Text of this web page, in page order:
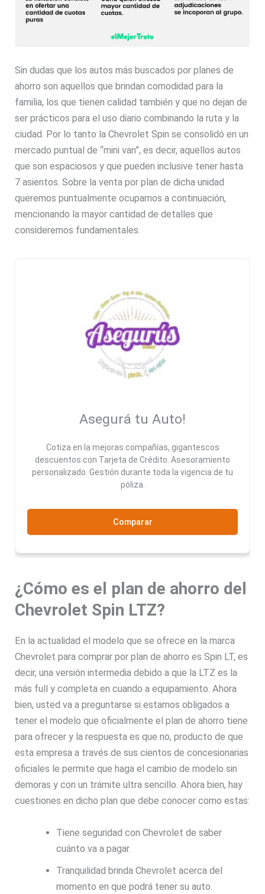
Sin dudas que los autos más buscados por planes de
ahorro son aquellos que brindan comodidad para la
familia, los que tienen calidad también y que no dejan de
ser prácticos para el uso diario combinando la ruta y la
ciudad. Por lo tanto la Chevrolet Spin se consolidó en un
mercado puntual de “mini van”, es decir, aquellos autos
que son espaciosos y que pueden inclusive tener hasta
7 asientos. Sobre la venta por plan de dicha unidad
queremos puntualmente ocuparnos a continuación,
mencionando la mayor cantidad de detalles que
consideremos fundamentales.
Asegurá tu Auto!
Cotiza en la mejoras compañías, gigantescos
descuentos con Tarjeta de Crédito. Asesoramiento
personalizado. Gestión durante toda la vigencia de tu
póliza.
Comparar
¿Cómo es el plan de ahorro del
Chevrolet Spin LTZ?
En la actualidad el modelo que se ofrece en la marca
Chevrolet para comprar por plan de ahorro es Spin LT, es
decir, una versión intermedia debido a que la LTZ es la
más full y completa en cuando a equipamiento. Ahora
bien, usted va a preguntarse si estamos obligados a
tener el modelo que oficialmente el plan de ahorro tiene
para ofrecer y la respuesta es que no, producto de que
esta empresa a través de sus cientos de concesionarias
oficiales le permite que haga el cambio de modelo sin
demoras y con un trámite ultra sencillo. Ahora bien, hay
cuestiones en dicho plan que debe conocer como estas:
Tiene seguridad con Chevrolet de saber
cuánto va a pagar.
Tranquilidad brinda Chevrolet acerca del
momento en que podrá tener su auto.